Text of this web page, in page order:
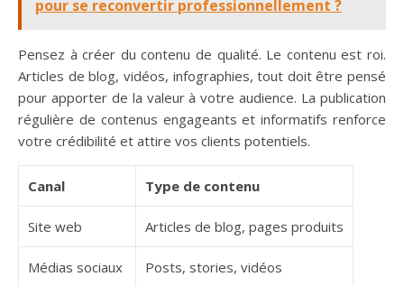
pour se reconvertir professionnellement ?
Pensez à créer du contenu de qualité. Le contenu est roi.
Articles de blog, vidéos, infographies, tout doit être pensé
pour apporter de la valeur à votre audience. La publication
régulière de contenus engageants et informatifs renforce
votre crédibilité et attire vos clients potentiels.
Canal Type de contenu
Site web Articles de blog, pages produits
Médias sociaux Posts, stories, vidéos